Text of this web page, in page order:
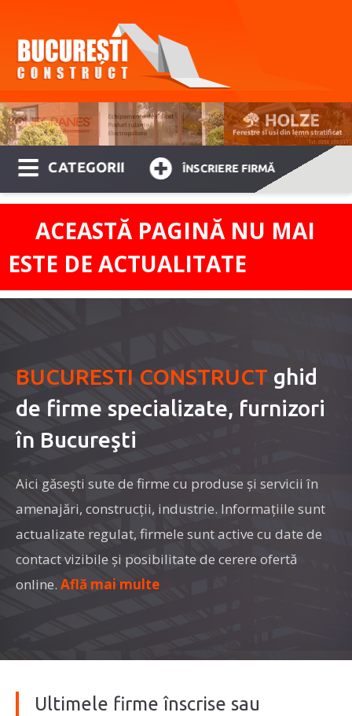
CATEGORII ÎNSCRIERE FIRMĂ
ACEASTĂ PAGINĂ NU MAI
ESTE DE ACTUALITATE
BUCURESTI CONSTRUCT ghid
de firme specializate, furnizori
în Bucureşti
Aici găseşti sute de firme cu produse şi servicii în
amenajări, construcţii, industrie. Informaţiile sunt
actualizate regulat, firmele sunt active cu date de
contact vizibile şi posibilitate de cerere ofertă
online. Află mai multe
Ultimele firme înscrise sau